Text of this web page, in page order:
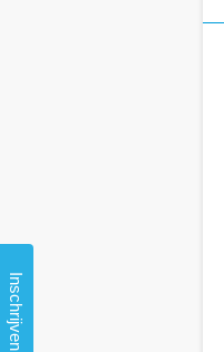
Inschrijven